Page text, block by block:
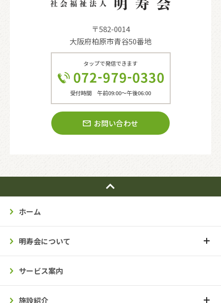
〒582-0014
大阪府柏原市青谷50番地
タップで発信できます
受付時間 午前09:00〜午後06:00
お問い合わせ
ホーム
明寿会について
サービス案内
施設紹介